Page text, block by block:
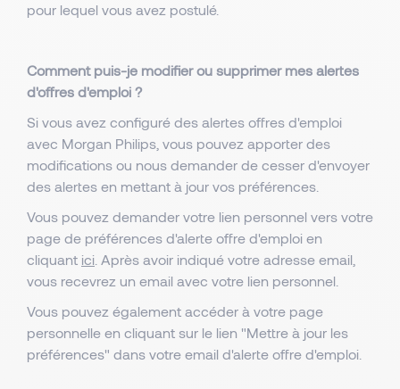
pour lequel vous avez postulé.
Comment puis-je modifier ou supprimer mes alertes
d'offres d'emploi ?
Si vous avez configuré des alertes offres d'emploi
avec Morgan Philips, vous pouvez apporter des
modifications ou nous demander de cesser d'envoyer
des alertes en mettant à jour vos préférences.
Vous pouvez demander votre lien personnel vers votre
page de préférences d'alerte offre d'emploi en
cliquant ici . Après avoir indiqué votre adresse email,
vous recevrez un email avec votre lien personnel.
Vous pouvez également accéder à votre page
personnelle en cliquant sur le lien "Mettre à jour les
préférences" dans votre email d'alerte offre d'emploi.